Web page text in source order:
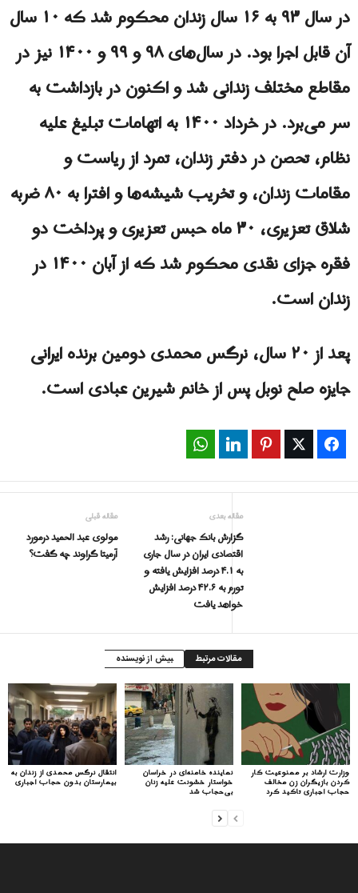
در سال ۹۳ به ۱۶ سال زندان محکوم شد که ۱۰ سال
آن قابل اجرا بود. در سال‌های ۹۸ و ۹۹ و ۱۴۰۰ نیز در
مقاطع مختلف زندانی شد و اکنون در بازداشت به
سر می‌برد. در خرداد ۱۴۰۰ به اتهامات تبلیغ علیه
نظام، تحصن در دفتر زندان، تمرد از ریاست و
مقامات زندان، و تخریب شیشه‌ها و افترا به ۸۰ ضربه
شلاق تعزیری، ۳۰ ماه حبس تعزیری و پرداخت دو
فقره جزای نقدی محکوم شد که از آبان ۱۴۰۰ در
زندان است.
پعد از ۲۰ سال، نرگس محمدی دومین برنده ایرانی
جایزه صلح نوبل پس از خانم شیرین عبادی است.
Facebook
Twitter
Pinterest
LinkedIn
مقاله قبلی
مولوی عبد الحمید درمورد
آرمیتا گراوند چه گفت؟
مقاله بعدی
گزارش بانک جهانی: رشد
اقتصادی ایران در سال جاری
به ۴.۱ درصد افزایش یافته و
تورم به ۴۲.۶ درصد افزایش
خواهد یافت
مقالات مرتبط بیش از نویسنده
انتقال نرگس محمدی از زندان به
بیمارستان بدون حجاب اجباری
نماینده خامنه‌ای در خراسان
خواستار خشونت علیه زنان
بی‌حجاب شد
وزارت ارشاد بر ممنوعیت کار
کردن بازیگران زن مخالف
حجاب اجباری تاکید کرد